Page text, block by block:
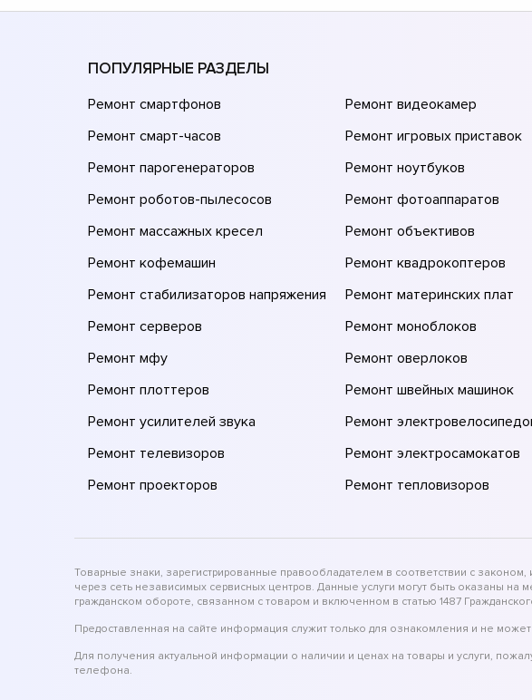
ПОПУЛЯРНЫЕ РАЗДЕЛЫ
Ремонт смартфонов
Ремонт смарт-часов
Ремонт парогенераторов
Ремонт роботов-пылесосов
Ремонт массажных кресел
Ремонт кофемашин
Ремонт стабилизаторов напряжения
Ремонт серверов
Ремонт мфу
Ремонт плоттеров
Ремонт усилителей звука
Ремонт телевизоров
Ремонт проекторов
Ремонт видеокамер
Ремонт игровых приставок
Ремонт ноутбуков
Ремонт фотоаппаратов
Ремонт объективов
Ремонт квадрокоптеров
Ремонт материнских плат
Ремонт моноблоков
Ремонт оверлоков
Ремонт швейных машинок
Ремонт
Ремонт электросамокатов
Ремонт тепловизоров
Товарные знаки, зарегистрированные правообладателем в соответствии с
через сеть независимых сервисных центров. Данные услуги могут быть оказаны
гражданском обороте, связанном с товаром и включенном в статью 1487
Предоставленная на сайте информация служит только для ознакомления и не
Для получения актуальной информации о наличии и ценах на товары и услуги,
телефона.